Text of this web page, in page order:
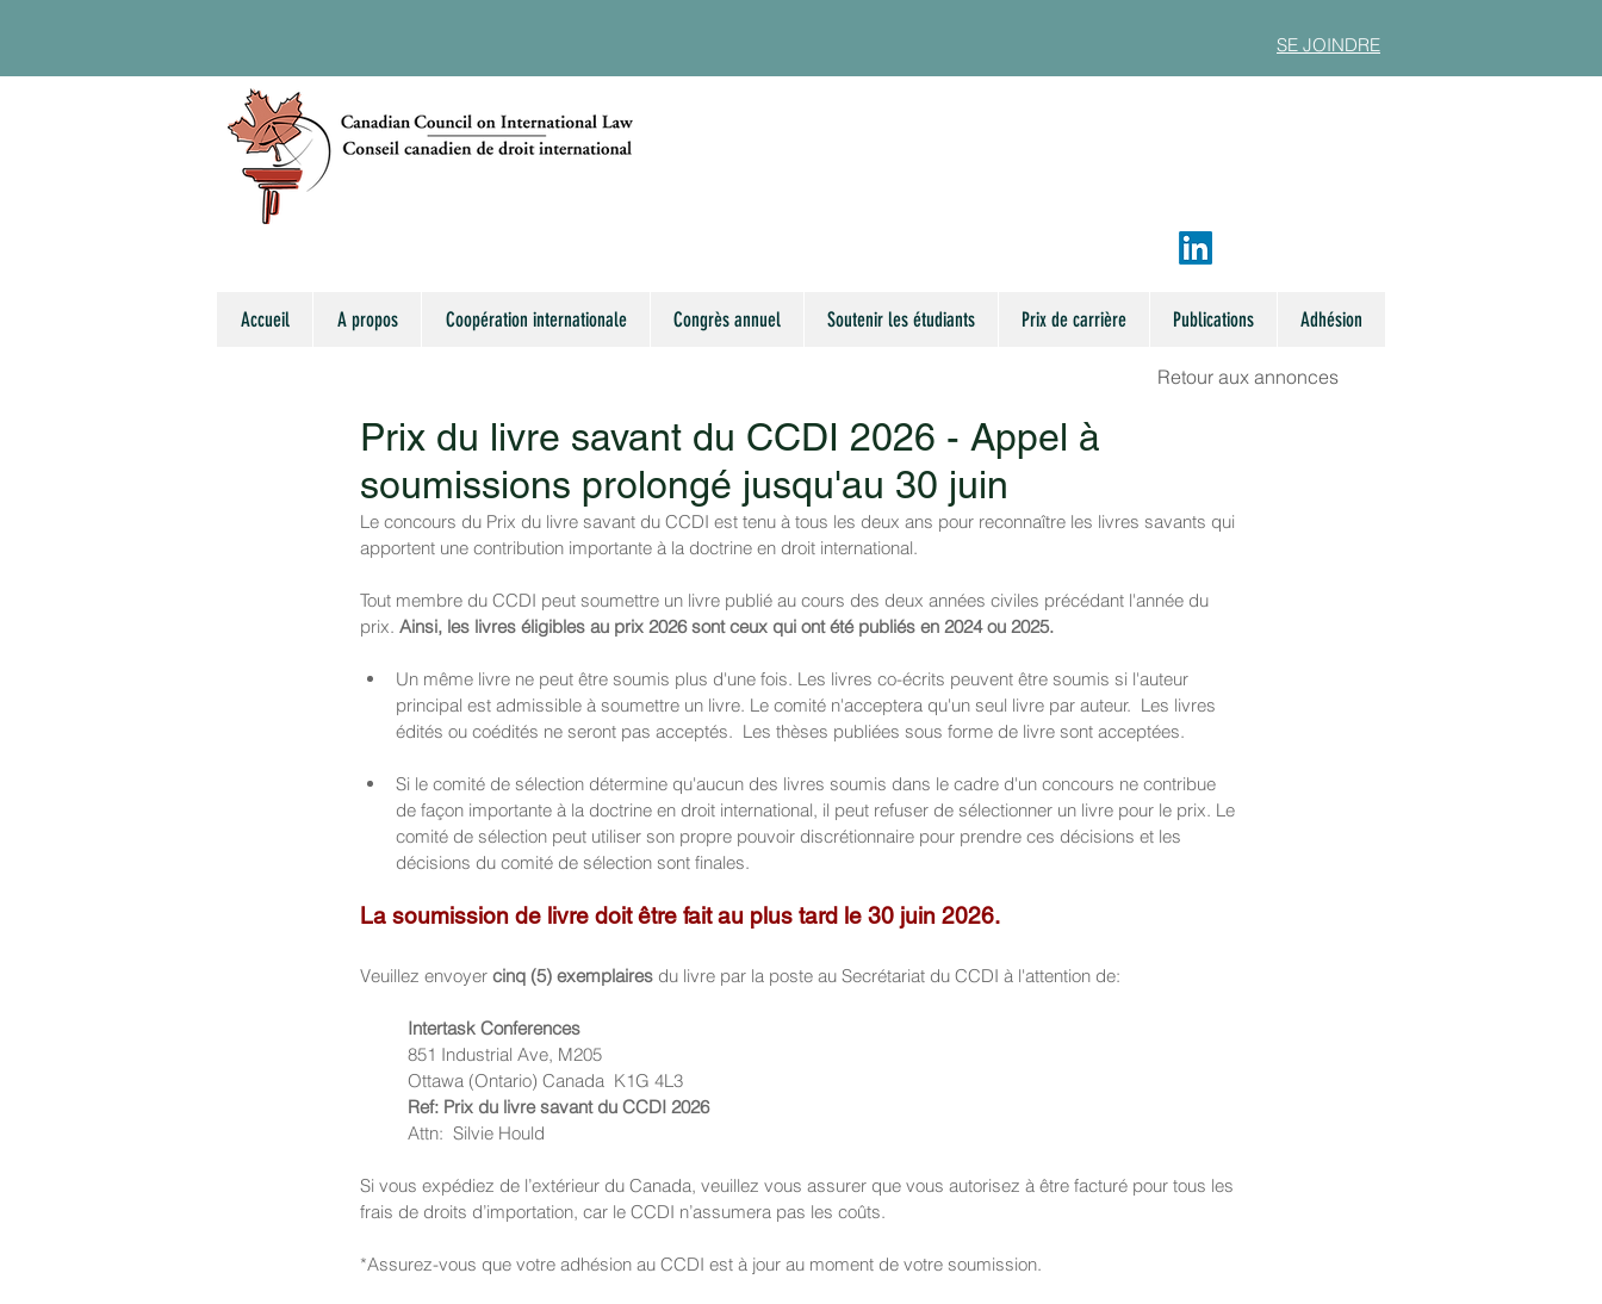
Accueil A propos Coopération internationale Congrès annuel Soutenir les étudiants Prix de carrière Publications Adhésion
Retour aux annonces
Prix du livre savant du CCDI 2026 - Appel à
soumissions prolongé jusqu'au 30 juin
Le concours du Prix du livre savant du CCDI est tenu à tous les deux ans pour reconnaître les livres savants qui
apportent une contribution importante à la doctrine en droit international.
Tout membre du CCDI peut soumettre un livre publié au cours des deux années civiles précédant l'année du
prix. Ainsi, les livres éligibles au prix 2026 sont ceux qui ont été publiés en 2024 ou 2025.
Un même livre ne peut être soumis plus d'une fois. Les livres co-écrits peuvent être soumis si l'auteur
principal est admissible à soumettre un livre. Le comité n'acceptera qu'un seul livre par auteur.  Les livres
édités ou coédités ne seront pas acceptés.  Les thèses publiées sous forme de livre sont acceptées.
Si le comité de sélection détermine qu'aucun des livres soumis dans le cadre d'un concours ne contribue
de façon importante à la doctrine en droit international, il peut refuser de sélectionner un livre pour le prix. Le
comité de sélection peut utiliser son propre pouvoir discrétionnaire pour prendre ces décisions et les
décisions du comité de sélection sont finales.
La soumission de livre doit être fait au plus tard le 30 juin 2026.
Veuillez envoyer cinq (5) exemplaires du livre par la poste au Secrétariat du CCDI à l'attention de:
Intertask Conferences
851 Industrial Ave, M205
	Ottawa (Ontario) Canada  K1G 4L3
Ref: Prix du livre savant du CCDI 2026
	Attn:  Silvie Hould
Si vous expédiez de l’extérieur du Canada, veuillez vous assurer que vous autorisez à être facturé pour tous les
frais de droits d’importation, car le CCDI n’assumera pas les coûts.
*Assurez-vous que votre adhésion au CCDI est à jour au moment de votre soumission.
SE JOINDRE